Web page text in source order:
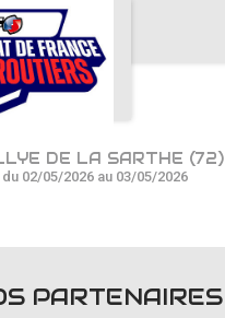
DE LA SARTHE (72)
du 02/05/2026 au 03/05/2026
PARTENAIRES